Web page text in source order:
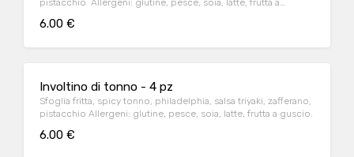
pistacchio Allergeni: glutine, pesce, soia, latte, frutta a
6.00 €
Involtino di tonno - 4 pz
Sfoglia fritta, spicy tonno, philadelphia, salsa triyaki, zafferano,
pistacchio Allergeni: glutine, pesce, soia, latte, frutta a guscio.
6.00 €